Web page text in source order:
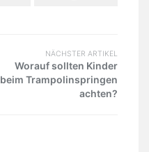
NÄCHSTER ARTIKEL
Worauf sollten Kinder
beim Trampolinspringen
achten?